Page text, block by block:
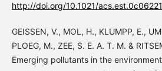
http://doi.org/10.1021/acs.est.0c06221
GEISSEN, V., MOL, H., KLUMPP, E.,
PLOEG, M., ZEE, S. E. A. T. M. &
Emerging pollutants in the